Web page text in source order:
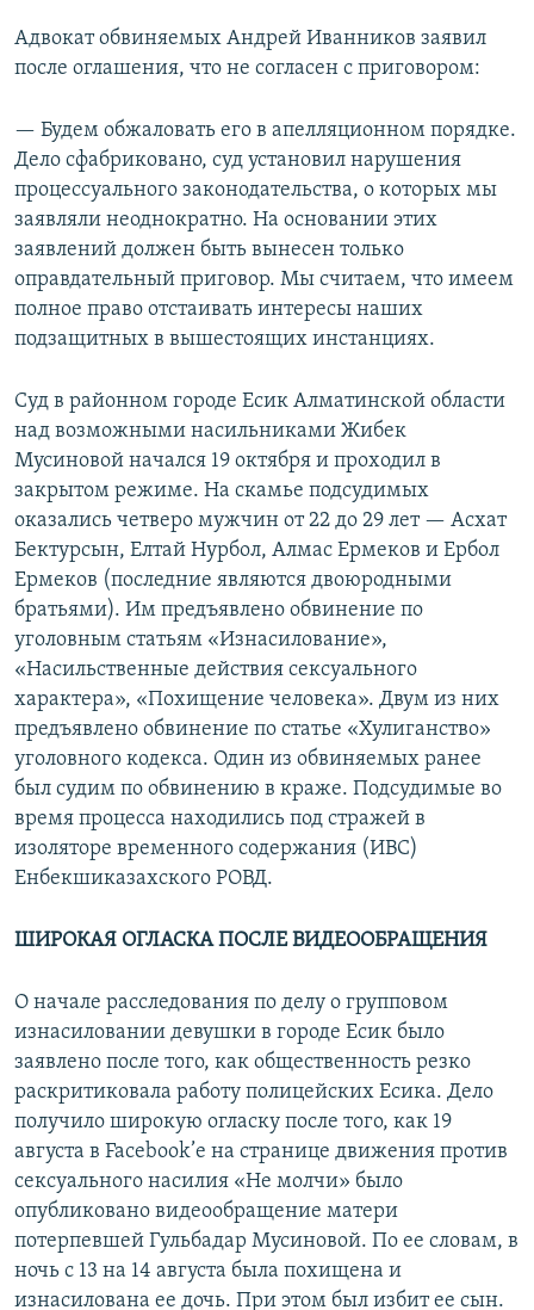
Адвокат обвиняемых Андрей Иванников заявил
после оглашения, что не согласен с приговором:
— Будем обжаловать его в апелляционном порядке.
Дело сфабриковано, суд установил нарушения
процессуального законодательства, о которых мы
заявляли неоднократно. На основании этих
заявлений должен быть вынесен только
оправдательный приговор. Мы считаем, что имеем
полное право отстаивать интересы наших
подзащитных в вышестоящих инстанциях.
Суд в районном городе Есик Алматинской области
над возможными насильниками Жибек
Мусиновой начался 19 октября и проходил в
закрытом режиме. На скамье подсудимых
оказались четверо мужчин от 22 до 29 лет — Асхат
Бектурсын, Елтай Нурбол, Алмас Ермеков и Ербол
Ермеков (последние являются двоюродными
братьями). Им предъявлено обвинение по
уголовным статьям «Изнасилование»,
«Насильственные действия сексуального
характера», «Похищение человека». Двум из них
предъявлено обвинение по статье «Хулиганство»
уголовного кодекса. Один из обвиняемых ранее
был судим по обвинению в краже. ​Подсудимые во
время процесса находились под стражей в
изоляторе временного содержания (ИВС)
Енбекшиказахского РОВД.
ШИРОКАЯ ОГЛАСКА ПОСЛЕ ВИДЕООБРАЩЕНИЯ
О начале расследования по делу о групповом
изнасиловании девушки в городе Есик было
заявлено после того, как общественность резко
раскритиковала работу полицейских Есика. Дело
получило широкую огласку после того, как 19
августа в Facebook’е на странице движения против
сексуального насилия «Не молчи» было
опубликовано видеообращение матери
потерпевшей Гульбадар Мусиновой. По ее словам, в
ночь с 13 на 14 августа была похищена и
изнасилована ее дочь. При этом был избит ее сын.